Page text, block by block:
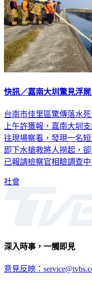
快訊／嘉南大圳驚見浮
台南市佳里區驚傳落水
上午許獲報，嘉南大圳
往現場察看，發現一名
即下水搶救將人撈起，
已報請檢察官相驗調查中
社會
深入時事，一觸即見
意見反映：